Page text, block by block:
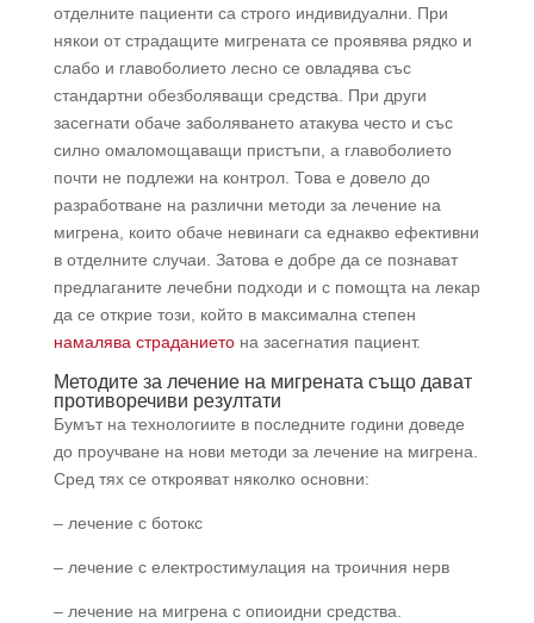
отделните пациенти са строго индивидуални. При
някои от страдащите мигрената се проявява рядко и
слабо и главоболието лесно се овладява със
стандартни обезболяващи средства. При други
засегнати обаче заболяването атакува често и със
силно омаломощаващи пристъпи, а главоболието
почти не подлежи на контрол. Това е довело до
разработване на различни методи за лечение на
мигрена, които обаче невинаги са еднакво ефективни
в отделните случаи. Затова е добре да се познават
предлаганите лечебни подходи и с помощта на лекар
да се открие този, който в максимална степен
намалява страданиетона засегнатия пациент.
Методите за лечение на мигрената също дават
противоречиви резултати
Бумът на технологиите в последните години доведе
до проучване на нови методи за лечение на мигрена.
Сред тях се открояват няколко основни:
– лечение с ботокс
– лечение с електростимулация на троичния нерв
– лечение на мигрена с опиоидни средства.